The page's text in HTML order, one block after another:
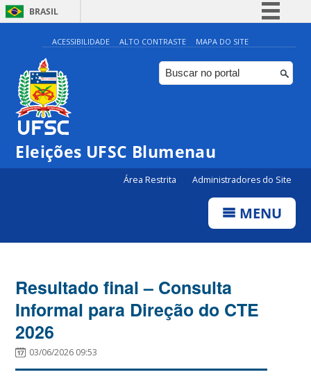
BRASIL
Simplifique!
Comunica BR
Participe
Canais
ACESSIBILIDADE ALTO CONTRASTE MAPA DO SITE
Eleições UFSC Blumenau
Área Restrita Administradores do Site
MENU
Resultado final – Consulta
Informal para Direção do CTE
2026
03/06/2026 09:53